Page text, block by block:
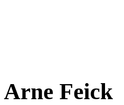
Arne Feick